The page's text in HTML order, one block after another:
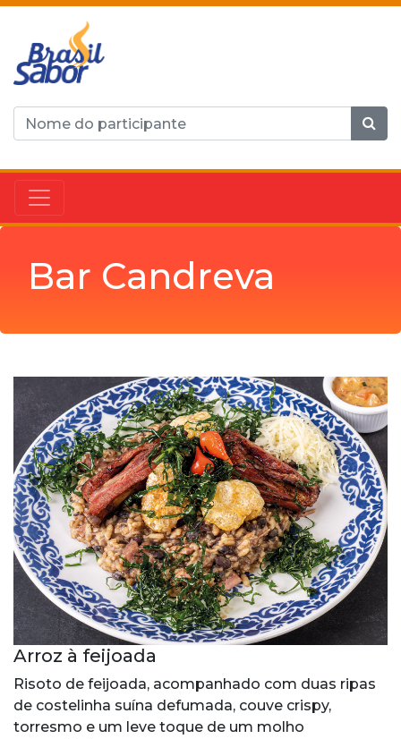
Bar Candreva
Arroz à feijoada
Risoto de feijoada, acompanhado com duas ripas
de costelinha suína defumada, couve crispy,
torresmo e um leve toque de um molho